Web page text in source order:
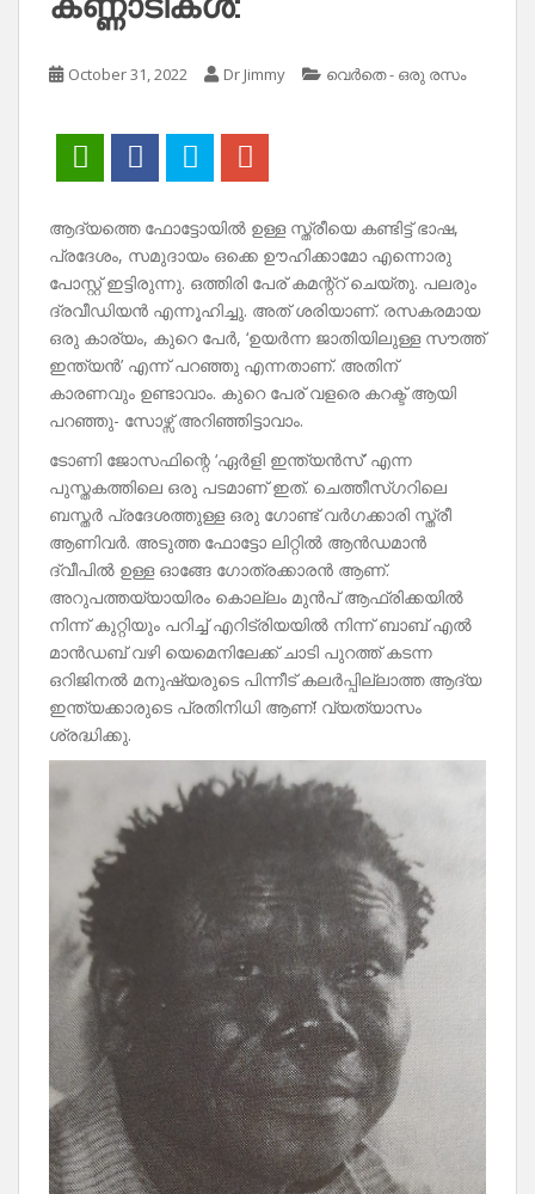
October 31, 2022 Dr Jimmy വെർതെ - ഒരു രസം
ആദ്യത്തെ ഫോട്ടോയിൽ ഉള്ള സ്ത്രീയെ കണ്ടിട്ട് ഭാഷ,
പ്രദേശം, സമുദായം ഒക്കെ ഊഹിക്കാമോ എന്നൊരു
പോസ്റ്റ് ഇട്ടിരുന്നു. ഒത്തിരി പേര് കമന്റ്റ് ചെയ്തു. പലരും
ദ്രവീഡിയൻ എന്നൂഹിച്ചു. അത് ശരിയാണ്. രസകരമായ
ഒരു കാര്യം, കുറെ പേർ, ‘ഉയർന്ന ജാതിയിലുള്ള സൗത്ത്
ഇന്ത്യൻ’ എന്ന് പറഞ്ഞു എന്നതാണ്. അതിന്
കാരണവും ഉണ്ടാവാം. കുറെ പേര് വളരെ കറക്ട് ആയി
പറഞ്ഞു- സോഴ്സ് അറിഞ്ഞിട്ടാവാം.
ടോണി ജോസഫിന്റെ ‘ഏർളി ഇന്ത്യൻസ്’ എന്ന
പുസ്തകത്തിലെ ഒരു പടമാണ് ഇത്. ചെത്തീസ്ഗറിലെ
ബസ്തർ പ്രദേശത്തുള്ള ഒരു ഗോണ്ട് വർഗക്കാരി സ്ത്രീ
ആണിവർ. അടുത്ത ഫോട്ടോ ലിറ്റിൽ ആൻഡമാൻ
ദ്വീപിൽ ഉള്ള ഓങ്ങേ ഗോത്രക്കാരൻ ആണ്.
അറുപത്തയ്യായിരം കൊല്ലം മുൻപ് ആഫ്രിക്കയിൽ
നിന്ന് കുറ്റിയും പറിച്ച് എറിട്രിയയിൽ നിന്ന് ബാബ് എൽ
മാൻഡബ് വഴി യെമെനിലേക്ക് ചാടി പുറത്ത് കടന്ന
ഒറിജിനൽ മനുഷ്യരുടെ പിന്നീട് കലർപ്പില്ലാത്ത ആദ്യ
ഇന്ത്യക്കാരുടെ പ്രതിനിധി ആണ്! വ്യത്യാസം
ശ്രദ്ധിക്കു.